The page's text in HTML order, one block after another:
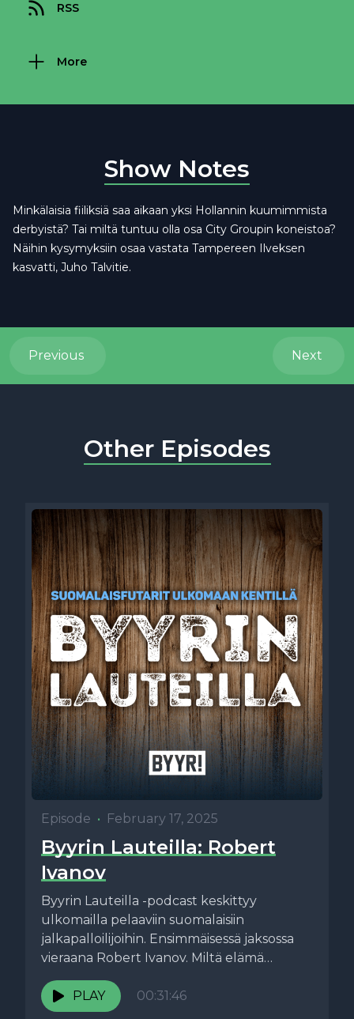
RSS
More
Show Notes
Minkälaisia fiiliksiä saa aikaan yksi Hollannin kuumimmista
derbyistä? Tai miltä tuntuu olla osa City Groupin koneistoa?
Näihin kysymyksiin osaa vastata Tampereen Ilveksen
kasvatti, Juho Talvitie.
Previous Next
Other Episodes
Episode • February 17, 2025
Byyrin Lauteilla: Robert
Ivanov
Byyrin Lauteilla -podcast keskittyy
ulkomailla pelaaviin suomalaisiin
jalkapalloilijoihin. Ensimmäisessä jaksossa
vieraana Robert Ivanov. Miltä elämä
Saksassa on maistunut? Oliko viime
Kansojen liigassa mitään positiivista?...
PLAY 00:31:46